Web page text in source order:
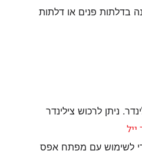
בדלתות פנים או דלתות
ניתן לרכוש צילינדר
ייל
לשימוש עם מפתח אפס